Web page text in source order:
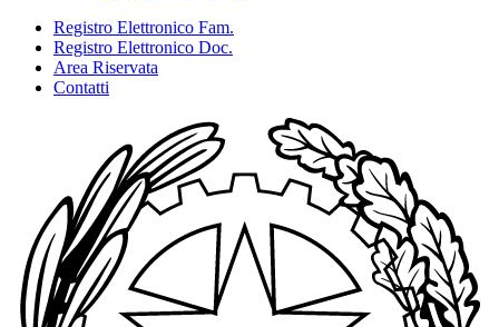
Registro Elettronico Fam.
Registro Elettronico Doc.
Area Riservata
Contatti